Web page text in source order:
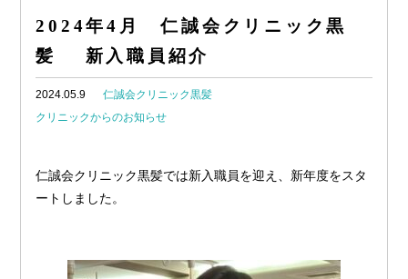
2024年4月 仁誠会クリニック黒
髪 新入職員紹介
2024.05.9 仁誠会クリニック黒髪
クリニックからのお知らせ
仁誠会クリニック黒髪では新入職員を迎え、新年度をスタ
ートしました。